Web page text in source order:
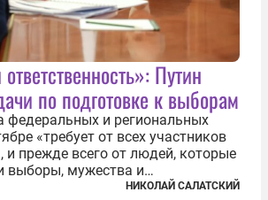
Путин
по подготовке к выборам
федеральных и региональных
«требует от всех участников
и прежде всего от людей, которые
выборы, мужества и
отношения к формированию
НИКОЛАЙ САЛАТСКИЙ